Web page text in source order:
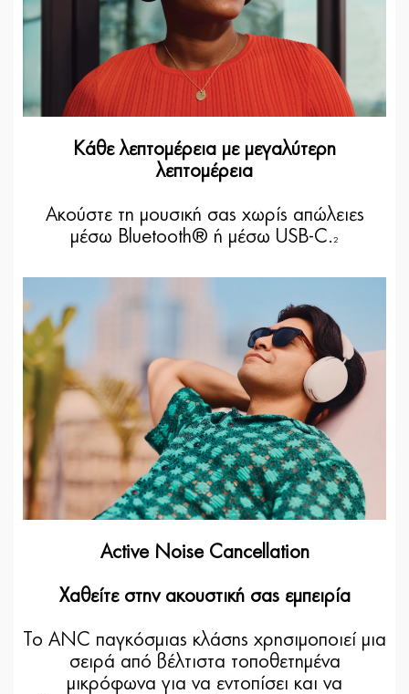
Κάθε λεπτομέρεια με μεγαλύτερη
λεπτομέρεια
Ακούστε τη μουσική σας χωρίς απώλειες
μέσω Bluetooth® ή μέσω USB-C. 2
Active Noise Cancellation
Χαθείτε στην ακουστική σας εμπειρία
Το ANC παγκόσμιας κλάσης χρησιμοποιεί μια
σειρά από βέλτιστα τοποθετημένα
μικρόφωνα για να εντοπίσει και να